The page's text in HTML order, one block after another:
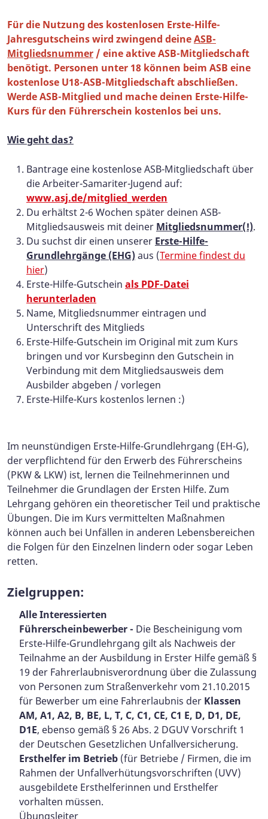
Für die Nutzung des kostenlosen Erste-Hilfe-
Jahresgutscheins wird zwingend deineASB-
Mitgliedsnummer / eine aktive ASB-Mitgliedschaft
benötigt. Personen unter 18 können beim ASB eine
kostenlose U18-ASB-Mitgliedschaft abschließen.
Werde ASB-Mitglied und mache deinen Erste-Hilfe-
Kurs für den Führerschein kostenlos bei uns.
Wie geht das?
Bantrage eine kostenlose ASB-Mitgliedschaft über
die Arbeiter-Samariter-Jugend auf:
www.asj.de/mitglied_werden
Du erhältst 2-6 Wochen später deinen ASB-
Mitgliedsausweis mit deiner Mitgliedsnummer(!).
Du suchst dir einen unserer Erste-Hilfe-
Grundlehrgänge (EHG) aus (Termine findest du
hier)
Erste-Hilfe-Gutschein als PDF-Datei
herunterladen
Name, Mitgliedsnummer eintragen und
Unterschrift des Mitglieds
Erste-Hilfe-Gutschein im Original mit zum Kurs
bringen und vor Kursbeginn den Gutschein in
Verbindung mit dem Mitgliedsausweis dem
Ausbilder abgeben / vorlegen
Erste-Hilfe-Kurs kostenlos lernen :)
Im neunstündigen Erste-Hilfe-Grundlehrgang (EH-G),
der verpflichtend für den Erwerb des Führerscheins
(PKW & LKW) ist, lernen die Teilnehmerinnen und
Teilnehmer die Grundlagen der Ersten Hilfe. Zum
Lehrgang gehören ein theoretischer Teil und praktische
Übungen. Die im Kurs vermittelten Maßnahmen
können auch bei Unfällen in anderen Lebensbereichen
die Folgen für den Einzelnen lindern oder sogar Leben
retten.
Zielgruppen:
Alle Interessierten
Führerscheinbewerber - Die Bescheinigung vom
Erste-Hilfe-Grundlehrgang gilt als Nachweis der
Teilnahme an der Ausbildung in Erster Hilfe gemäß §
19 der Fahrerlaubnisverordnung über die Zulassung
von Personen zum Straßenverkehr vom 21.10.2015
für Bewerber um eine Fahrerlaubnis der Klassen
AM, A1, A2, B, BE, L, T, C, C1, CE, C1 E, D, D1, DE,
D1E, ebenso gemäß § 26 Abs. 2 DGUV Vorschrift 1
der Deutschen Gesetzlichen Unfallversicherung.
Ersthelfer im Betrieb (für Betriebe / Firmen, die im
Rahmen der Unfallverhütungsvorschriften (UVV)
ausgebildete Ersthelferinnen und Ersthelfer
vorhalten müssen.
Übungsleiter